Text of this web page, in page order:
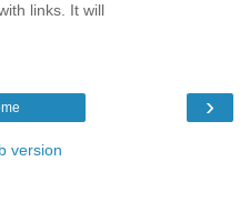
links. It will
›
version